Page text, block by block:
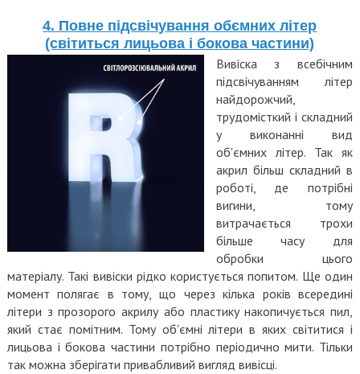
4. Повне підсвічування обємних літер
(світиться лицьова і бокова частини)
Вивіска з всебічним
підсвічуванням літер
найдорожчий,
трудомісткий і складний
у виконанні вид
об'ємних літер. Так як
акрил більш складний в
роботі, де потрібні
вигини, тому
витрачається трохи
більше часу для
обробки цього
матеріалу. Такі вивіски рідко користується попитом. Ще один
момент полягає в тому, що через кілька років всередині
літери з прозорого акрилу або пластику накопичується пил,
який стає помітним. Тому об'ємні літери в яких світитися і
лицьова і бокова частини потрібно періодично мити. Тільки
так можна зберігати привабливий вигляд вивісці.